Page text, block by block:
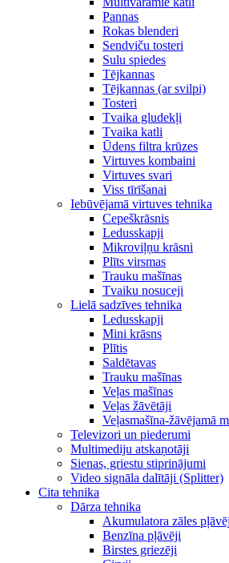
Pannas
Rokas blenderi
Sendviču tosteri
Sulu spiedes
Tējkannas
Tējkannas (ar svilpi)
Tosteri
Tvaika gludekļi
Tvaika katli
Ūdens filtra krūzes
Virtuves kombaini
Virtuves svari
Viss tīrīšanai
Iebūvējamā virtuves tehnika
Cepeškrāsnis
Ledusskapji
Mikroviļņu krāsni
Plīts virsmas
Trauku mašīnas
Tvaiku nosuceji
Lielā sadzīves tehnika
Ledusskapji
Mini krāsns
Plītis
Saldētavas
Trauku mašīnas
Veļas mašīnas
Veļas žāvētāji
Veļasmašīna-žāvējamā
Televizori un piederumi
Multimediju atskaņotāji
Sienas, griestu stiprinājumi
Video signāla dalītāji (Splitter)
Cita tehnika
Dārza tehnika
Akumulatora zāles
Benzīna pļāvēji
Birstes griezēji